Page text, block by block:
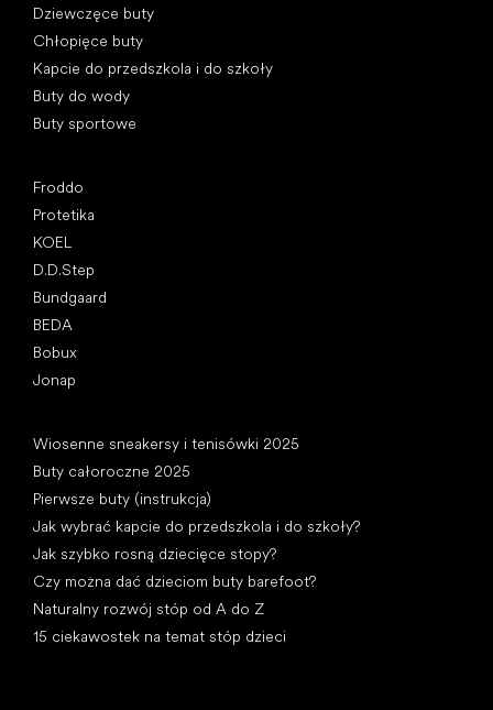
Dziewczęce buty
Chłopięce buty
Kapcie do przedszkola i do szkoły
Buty do wody
Buty sportowe
Froddo
Protetika
KOEL
D.D.Step
Bundgaard
BEDA
Bobux
Jonap
Wiosenne sneakersy i tenisówki 2025
Buty całoroczne 2025
Pierwsze buty (instrukcja)
Jak wybrać kapcie do przedszkola i do szkoły?
Jak szybko rosną dziecięce stopy?
Czy można dać dzieciom buty barefoot?
Naturalny rozwój stóp od A do Z
15 ciekawostek na temat stóp dzieci